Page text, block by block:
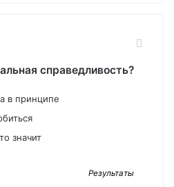
справедливость?
в принципе
значит
Результаты